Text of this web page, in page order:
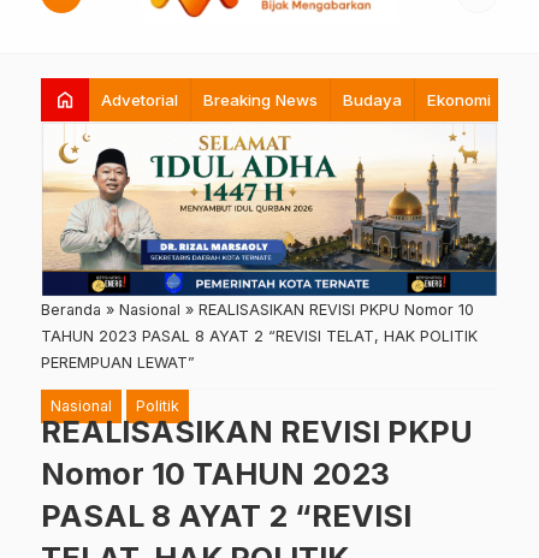
home Advetorial Breaking News Budaya Ekonomi
Beranda » Nasional » REALISASIKAN REVISI PKPU Nomor 10
TAHUN 2023 PASAL 8 AYAT 2 “REVISI TELAT, HAK POLITIK
PEREMPUAN LEWAT”
Nasional Politik
REALISASIKAN REVISI PKPU
Nomor 10 TAHUN 2023
PASAL 8 AYAT 2 “REVISI